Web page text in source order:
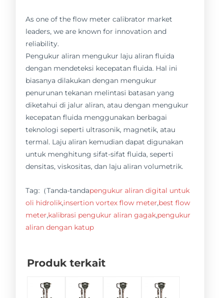
As one of the flow meter calibrator market
leaders, we are known for innovation and
reliability.
Pengukur aliran mengukur laju aliran fluida
dengan mendeteksi kecepatan fluida. Hal ini
biasanya dilakukan dengan mengukur
penurunan tekanan melintasi batasan yang
diketahui di jalur aliran, atau dengan mengukur
kecepatan fluida menggunakan berbagai
teknologi seperti ultrasonik, magnetik, atau
termal. Laju aliran kemudian dapat digunakan
untuk menghitung sifat-sifat fluida, seperti
densitas, viskositas, dan laju aliran volumetrik.
Tag:（Tanda-tandapengukur aliran digital untuk
oli hidrolik,insertion vortex flow meter,best flow
meter,kalibrasi pengukur aliran gagak,pengukur
aliran dengan katup
Produk terkait